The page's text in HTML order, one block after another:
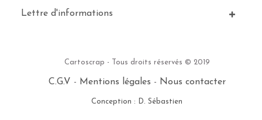
Lettre d'informations
Cartoscrap - Tous droits réservés © 2019
C.G.V - Mentions légales - Nous contacter
Conception : D. Sébastien